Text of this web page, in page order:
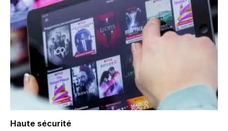
Haute sécurité